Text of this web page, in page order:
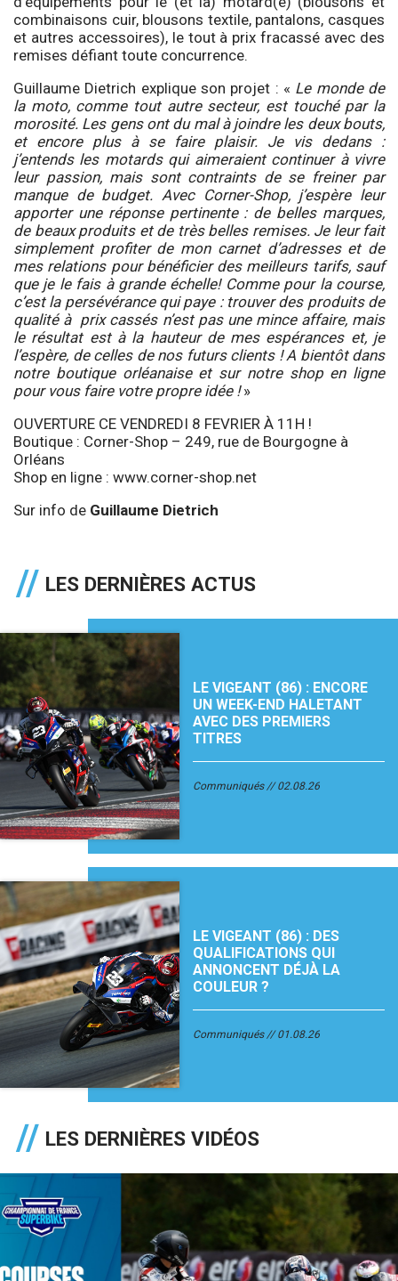
combinaisons cuir, blousons textile, pantalons, casques
et autres accessoires), le tout à prix fracassé avec des
remises défiant toute concurrence.
Guillaume Dietrich explique son projet : « Le monde de
la moto, comme tout autre secteur, est touché par la
morosité. Les gens ont du mal à joindre les deux bouts,
et encore plus à se faire plaisir. Je vis dedans :
j’entends les motards qui aimeraient continuer à vivre
leur passion, mais sont contraints de se freiner par
manque de budget. Avec Corner-Shop, j’espère leur
apporter une réponse pertinente : de belles marques,
de beaux produits et de très belles remises. Je leur fait
simplement profiter de mon carnet d’adresses et de
mes relations pour bénéficier des meilleurs tarifs, sauf
que je le fais à grande échelle! Comme pour la course,
c’est la persévérance qui paye : trouver des produits de
qualité à prix cassés n’est pas une mince affaire, mais
le résultat est à la hauteur de mes espérances et, je
l’espère, de celles de nos futurs clients ! A bientôt dans
notre boutique orléanaise et sur notre shop en ligne
pour vous faire votre propre idée !»
OUVERTURE CE VENDREDI 8 FEVRIER À 11H !
Boutique : Corner-Shop – 249, rue de Bourgogne à
Orléans
Shop en ligne : www.corner-shop.net
Sur info de Guillaume Dietrich
LES DERNIÈRES ACTUS
LE VIGEANT (86) : ENCORE
UN WEEK-END HALETANT
AVEC DES PREMIERS
TITRES
Communiqués 02.08.26
LE VIGEANT (86) : DES
QUALIFICATIONS QUI
ANNONCENT DÉJÀ LA
COULEUR ?
Communiqués 01.08.26
LES DERNIÈRES VIDÉOS